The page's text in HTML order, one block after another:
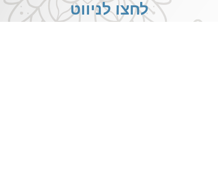
לחצו לניווט